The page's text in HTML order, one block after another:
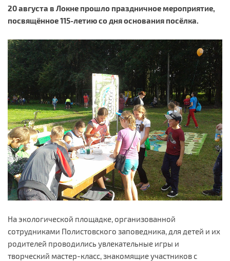
20 августа в Локне прошло праздничное мероприятие,
посвящённое 115-летию со дня основания посёлка.
На экологической площадке, организованной
сотрудниками Полистовского заповедника, для детей и их
родителей проводились увлекательные игры и
творческий мастер-класс, знакомящие участников с